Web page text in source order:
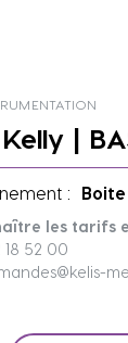
|
: Boite
les tarifs
18 52 00